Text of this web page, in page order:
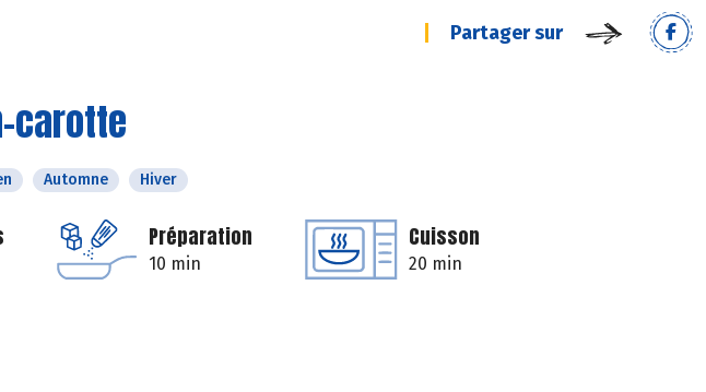
Partager sur
carotte
Automne Hiver
Préparation
10 min
Cuisson
20 min